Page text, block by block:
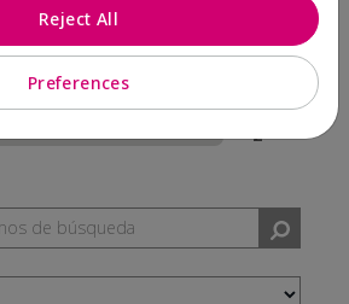
1
2
Preferences
Reject All